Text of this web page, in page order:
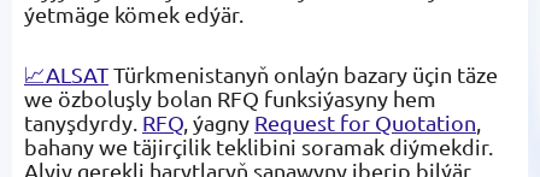
ýetmäge kömek edýär.
📈ALSATTürkmenistanyň onlaýn bazary üçin täze
we özboluşly bolan RFQ funksiýasyny hem
tanyşdyrdy. RFQ, ýagny Request for Quotation,
bahany we täjirçilik teklibini soramak diýmekdir.
Alyjy gerekli harytlaryň sanawyny iberip bilýär,